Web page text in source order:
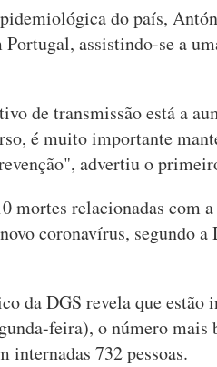
do país,
assistindo-se a
de transmissão está a
é muito importante
advertiu o
mortes relacionadas com
coronavírus, segundo
da DGS revela que estão
feira), o número mais
internadas 732 pessoas.